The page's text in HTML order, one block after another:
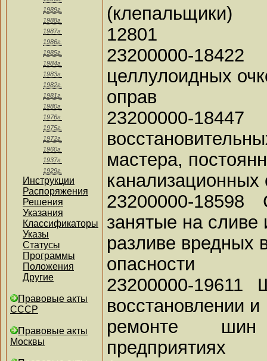
1989г.
1988г.
1987г.
1986г.
1985г.
1984г.
1983г.
1982г.
1981г.
1980г.
1976г.
1975г.
1972г.
1960г.
1937г.
1929г.
Инструкции
Распоряжения
Решения
Указания
Классификаторы
Указы
Статусы
Программы
Положения
Другие
Правовые акты
СССР
Правовые акты
Москвы
(клепальщики)
12801
23200000-
целлулоидных
оправ
23200000-
мастера,
канализационных
23200000-
занятые на сливе
разливе вредных
опасности
23200000-19611
восстановлении и
ремонте
предприятиях